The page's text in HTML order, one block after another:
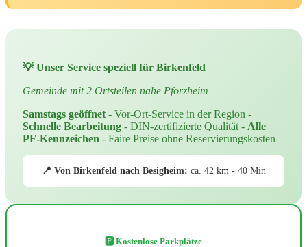
💡 Unser Service speziell für Birkenfeld
Gemeinde mit 2 Ortsteilen nahe Pforzheim
Samstags geöffnet - Vor-Ort-Service in der Region -
Schnelle Bearbeitung - DIN-zertifizierte Qualität - Alle
PF-Kennzeichen - Faire Preise ohne Reservierungskosten
📍 Von Birkenfeld nach Besigheim: ca. 42 km - 40 Min
🅿️ Kostenlose Parkplätze